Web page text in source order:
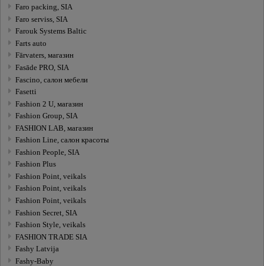
Faro packing, SIA
Faro serviss, SIA
Farouk Systems Baltic
Farts auto
Fārvaters, магазин
Fasāde PRO, SIA
Fascino, салон мебели
Fasetti
Fashion 2 U, магазин
Fashion Group, SIA
FASHION LAB, магазин
Fashion Line, салон красоты
Fashion People, SIA
Fashion Plus
Fashion Point, veikals
Fashion Point, veikals
Fashion Point, veikals
Fashion Secret, SIA
Fashion Style, veikals
FASHION TRADE SIA
Fashy Latvija
Fashy-Baby